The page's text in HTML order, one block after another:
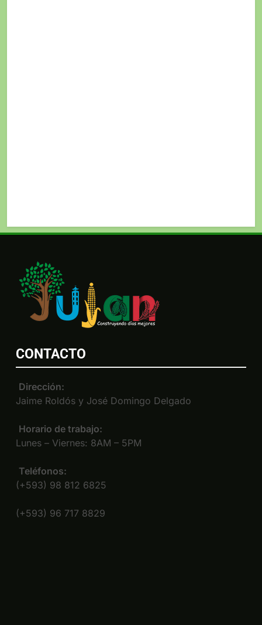
CONTACTO
Dirección:
Jaime Roldós y José Domingo Delgado
Horario de trabajo:
Lunes – Viernes: 8AM – 5PM
Teléfonos:
(+593) 98 812 6825
(+593) 96 717 8829